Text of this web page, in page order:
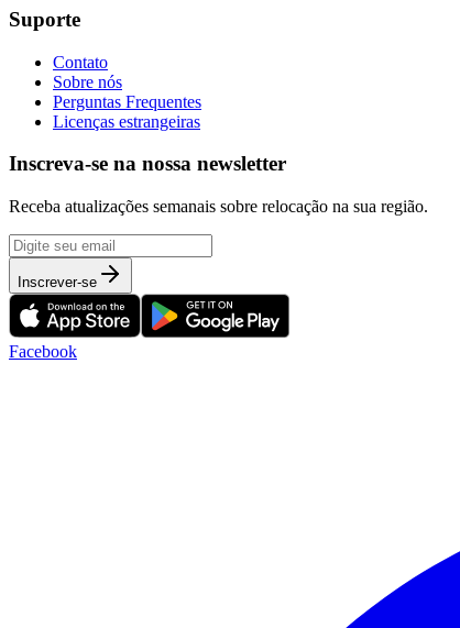
Suporte
Contato
Sobre nós
Perguntas Frequentes
Licenças estrangeiras
Inscreva-se na nossa newsletter
Receba atualizações semanais sobre relocação na sua região.
Inscrever-se
Facebook